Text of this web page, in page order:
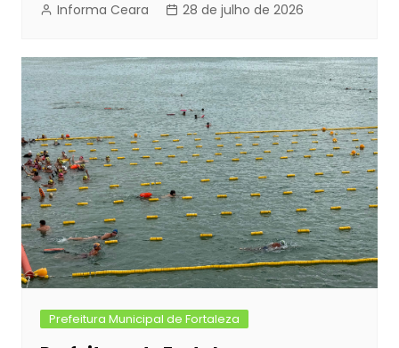
Informa Ceara 28 de julho de 2026
Prefeitura Municipal de Fortaleza